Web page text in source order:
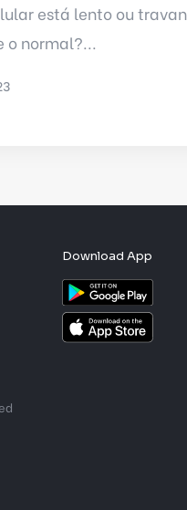
está lento ou
o normal?...
Download App